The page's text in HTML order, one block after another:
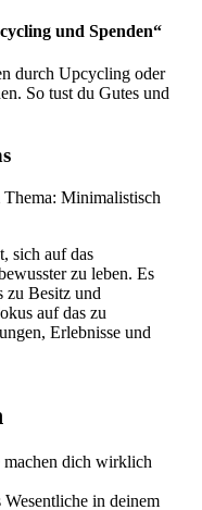
und Spenden“
durch Upcycling oder
So tust du Gutes und
sich auf das
zu leben. Es
zu Besitz und
auf das zu
Erlebnisse und
machen dich wirklich
in deinem